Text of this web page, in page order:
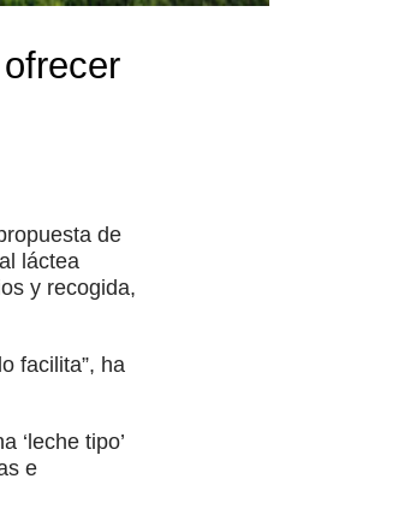
de
láctea
y recogida,
facilita”, ha
‘leche tipo’
e